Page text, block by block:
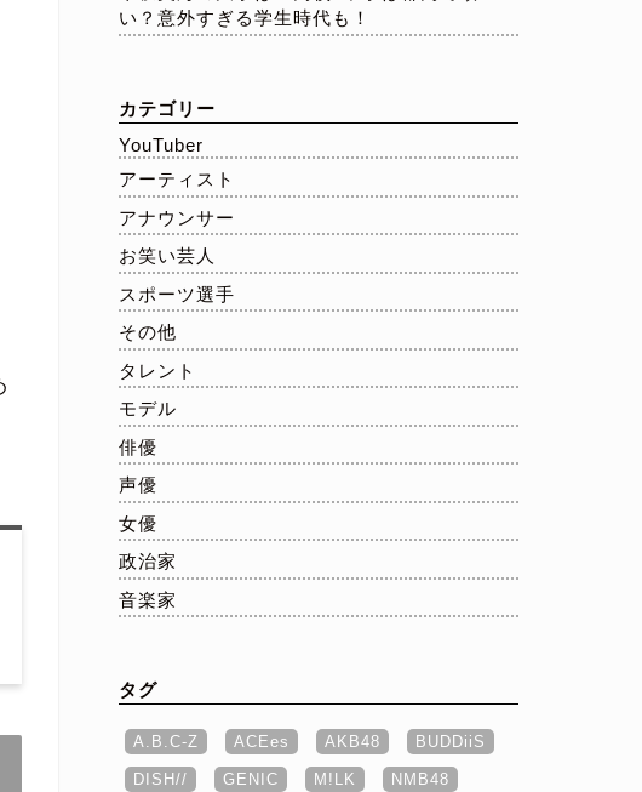
い？意外すぎる学生時代も！
カテゴリー
YouTuber
アーティスト
アナウンサー
お笑い芸人
スポーツ選手
その他
タレント
モデル
俳優
声優
女優
政治家
音楽家
タグ
A.B.C-Z ACEes AKB48 BUDDiiS
DISH// GENIC M!LK NMB48